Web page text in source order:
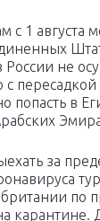
с 1 августа
не
попасть в
за
по
карантине.